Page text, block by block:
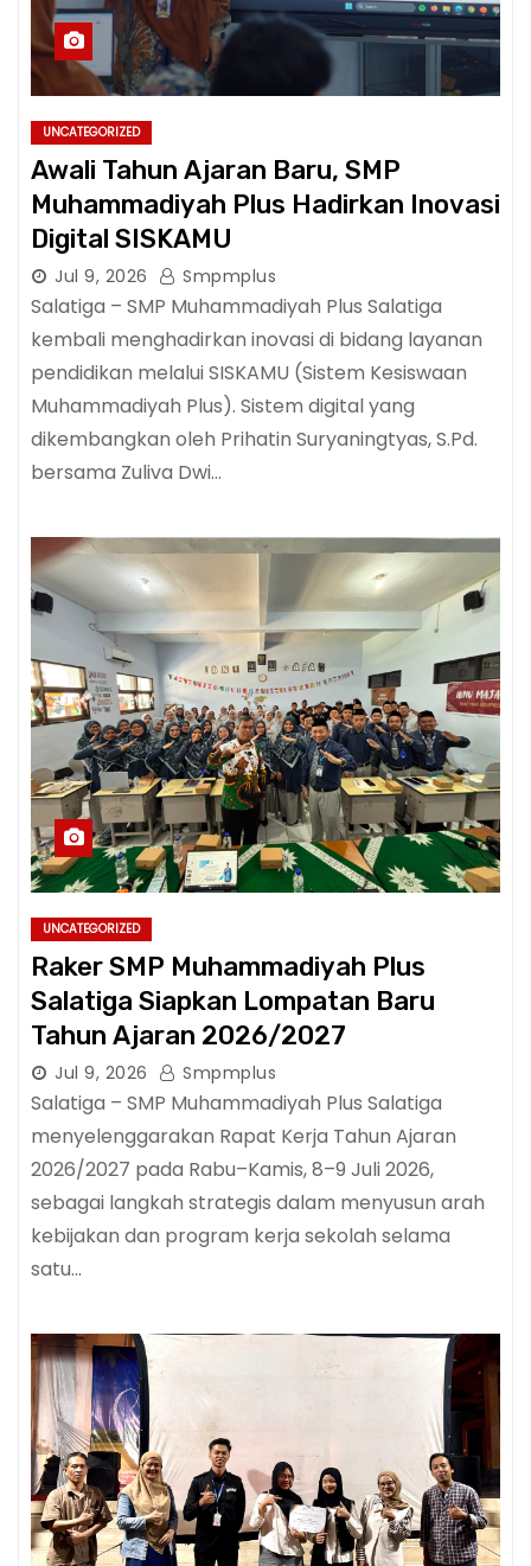
UNCATEGORIZED
Awali Tahun Ajaran Baru, SMP
Muhammadiyah Plus Hadirkan Inovasi
Digital SISKAMU
Jul 9, 2026 Smpmplus
Salatiga – SMP Muhammadiyah Plus Salatiga
kembali menghadirkan inovasi di bidang layanan
pendidikan melalui SISKAMU (Sistem Kesiswaan
Muhammadiyah Plus). Sistem digital yang
dikembangkan oleh Prihatin Suryaningtyas, S.Pd.
bersama Zuliva Dwi…
UNCATEGORIZED
Raker SMP Muhammadiyah Plus
Salatiga Siapkan Lompatan Baru
Tahun Ajaran 2026/2027
Jul 9, 2026 Smpmplus
Salatiga – SMP Muhammadiyah Plus Salatiga
menyelenggarakan Rapat Kerja Tahun Ajaran
2026/2027 pada Rabu–Kamis, 8–9 Juli 2026,
sebagai langkah strategis dalam menyusun arah
kebijakan dan program kerja sekolah selama
satu…